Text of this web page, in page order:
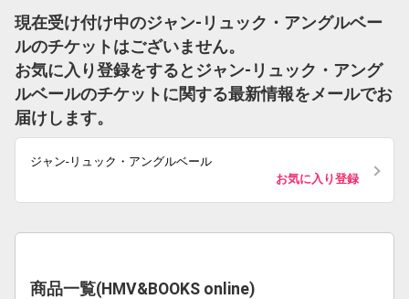
現在受け付け中のジャン-リュック・アングルベー
ルのチケットはございません。
お気に入り登録をするとジャン-リュック・アング
ルベールのチケットに関する最新情報をメールでお
届けします。
ジャン-リュック・アングルベール
お気に入り登録
商品一覧(HMV&BOOKS online)